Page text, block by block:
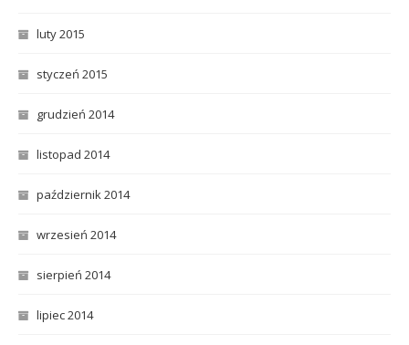
luty 2015
styczeń 2015
grudzień 2014
listopad 2014
październik 2014
wrzesień 2014
sierpień 2014
lipiec 2014